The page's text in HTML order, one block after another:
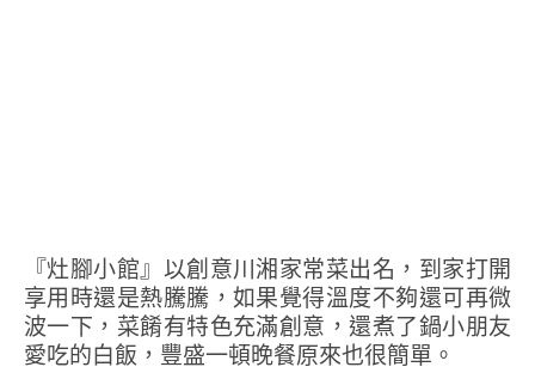
『灶腳小館』以創意川湘家常菜出名，到家打開
享用時還是熱騰騰，如果覺得溫度不夠還可再微
波一下，菜餚有特色充滿創意，還煮了鍋小朋友
愛吃的白飯，豐盛一頓晚餐原來也很簡單。